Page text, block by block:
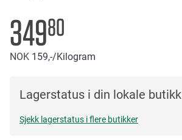
34980
NOK 159,-/Kilogram
Lagerstatus i din lokale butikk
Sjekk lagerstatus i flere butikker
the
images
gallery